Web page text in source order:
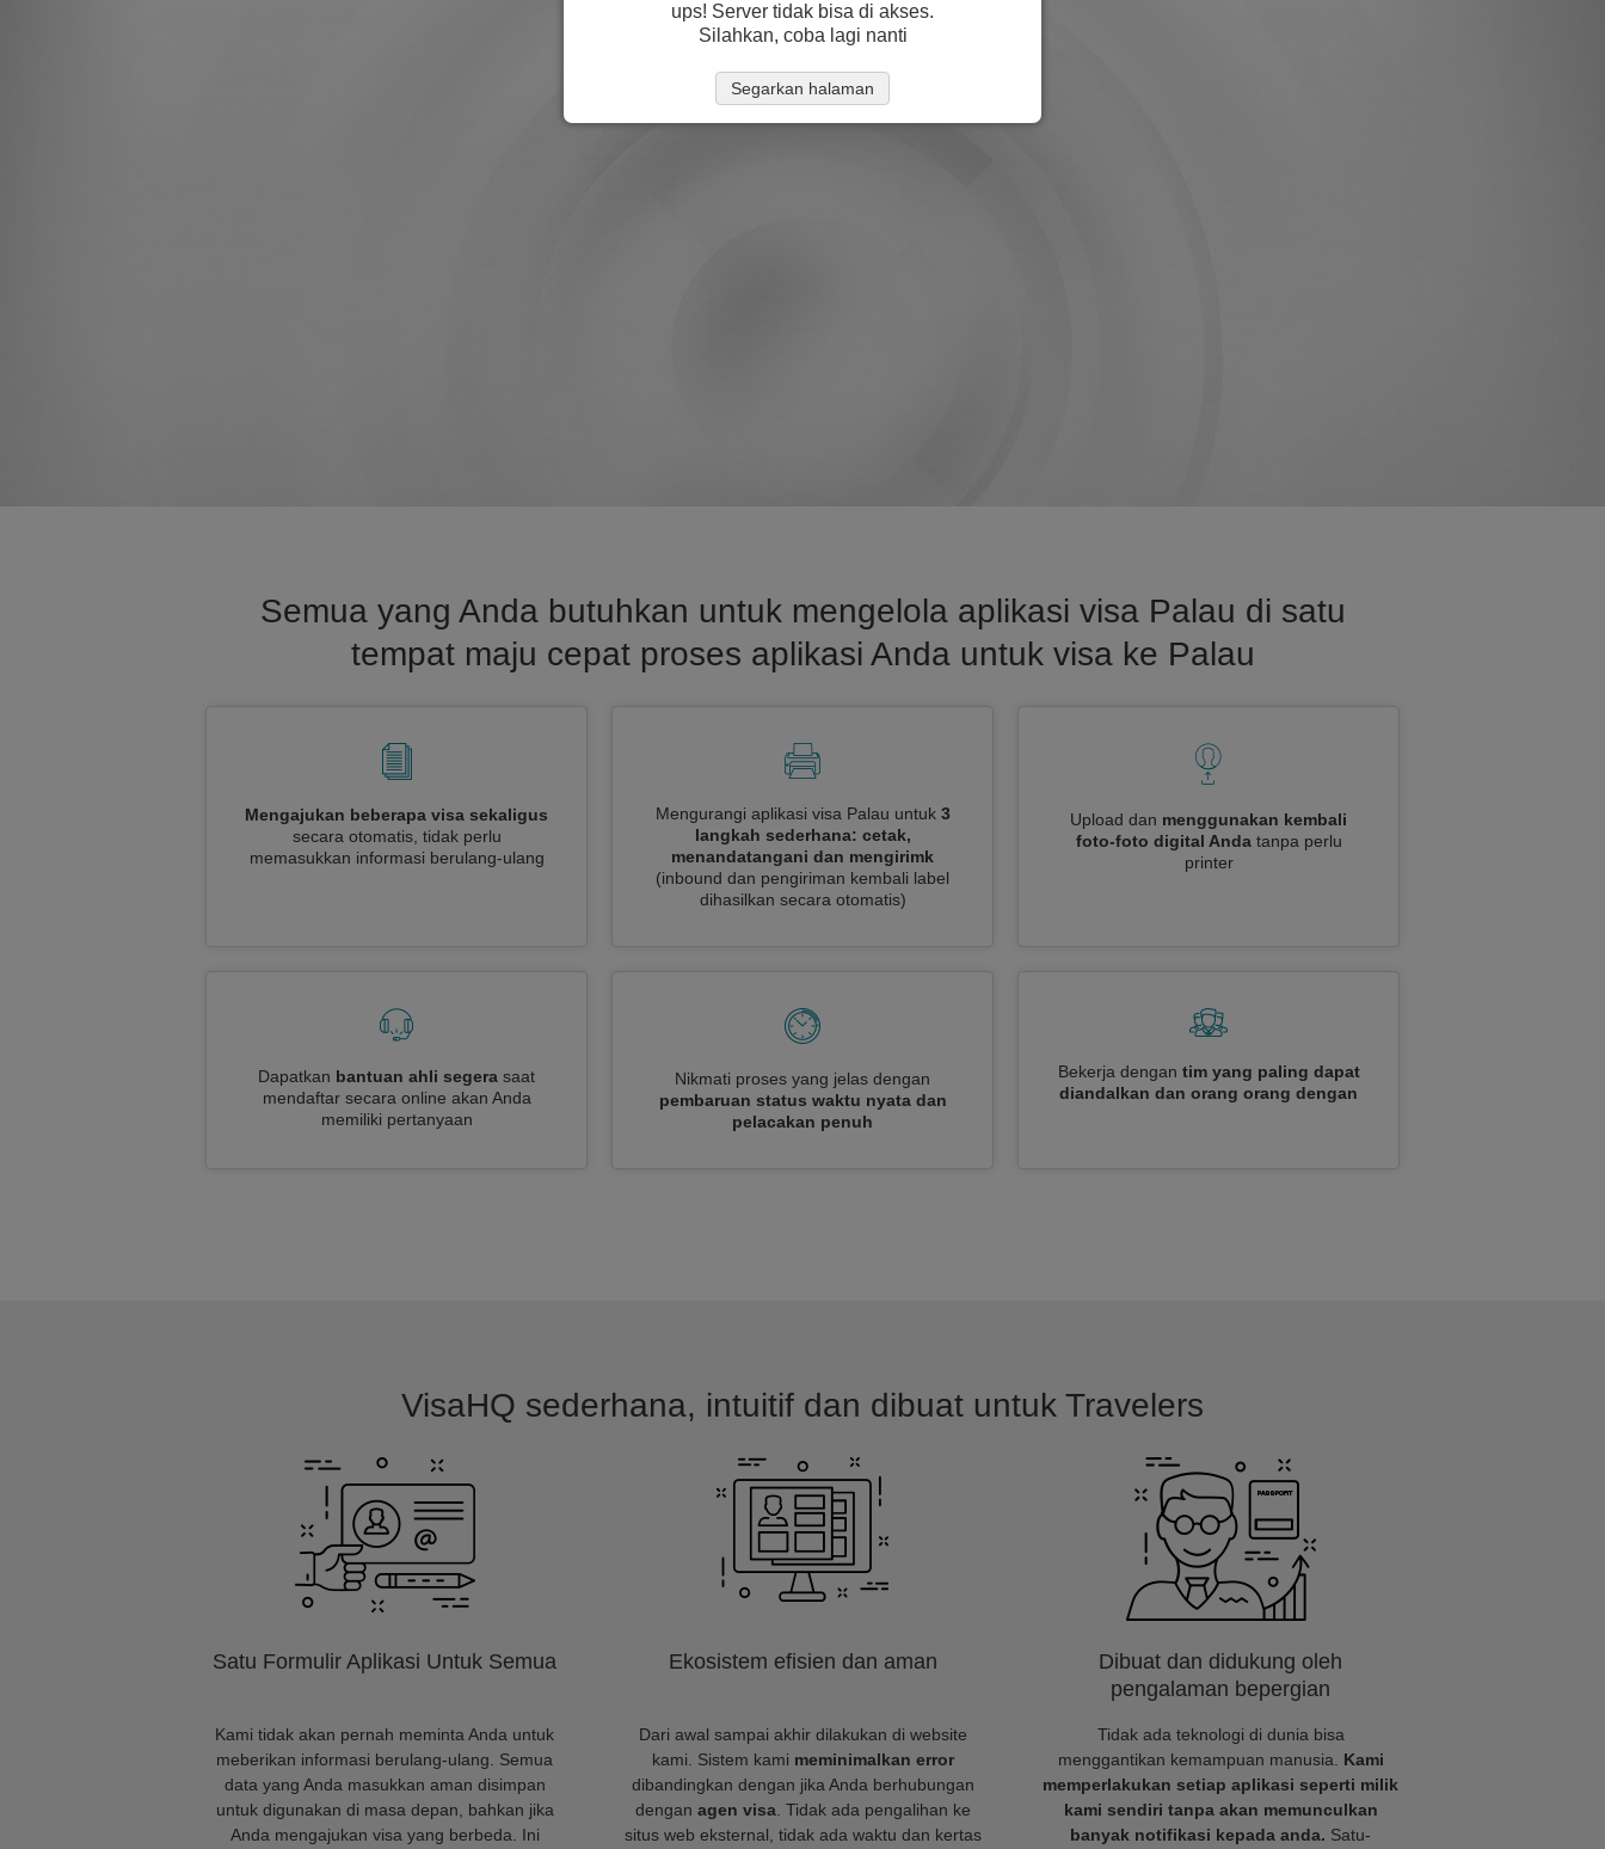
Semua yang Anda butuhkan untuk mengelola aplikasi visa Palau di satu
tempat maju cepat proses aplikasi Anda untuk visa ke Palau
Mengajukan beberapa visa sekaligus
secara otomatis, tidak perlu
memasukkan informasi berulang-ulang
Mengurangi aplikasi visa Palau untuk 3
langkah sederhana: cetak,
menandatangani dan mengirimk
(inbound dan pengiriman kembali label
dihasilkan secara otomatis)
Upload dan menggunakan kembali
foto-foto digital Andatanpa perlu
printer
Dapatkan bantuan ahli segera saat
mendaftar secara online akan Anda
memiliki pertanyaan
Nikmati proses yang jelas dengan
pembaruan status waktu nyata dan
pelacakan penuh
Bekerja dengan tim yang paling dapat
diandalkan dan orang orang dengan
VisaHQ sederhana, intuitif dan dibuat untuk Travelers
Satu Formulir Aplikasi Untuk Semua
Kami tidak akan pernah meminta Anda untuk
meberikan informasi berulang-ulang. Semua
data yang Anda masukkan aman disimpan
untuk digunakan di masa depan, bahkan jika
Anda mengajukan visa yang berbeda. Ini
Ekosistem efisien dan aman
Dari awal sampai akhir dilakukan di website
kami. Sistem kami meminimalkan error
dibandingkan dengan jika Anda berhubungan
dengan agen visa. Tidak ada pengalihan ke
situs web eksternal, tidak ada waktu dan kertas
Dibuat dan didukung oleh
pengalaman bepergian
Tidak ada teknologi di dunia bisa
menggantikan kemampuan manusia. Kami
memperlakukan setiap aplikasi seperti milik
kami sendiri tanpa akan memunculkan
banyak notifikasi kepada anda. Satu-
ups! Server tidak bisa di akses.
Silahkan, coba lagi nanti
Segarkan halaman